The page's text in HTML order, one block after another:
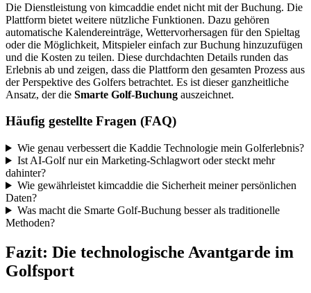
Die Dienstleistung von kimcaddie endet nicht mit der Buchung. Die
Plattform bietet weitere nützliche Funktionen. Dazu gehören
automatische Kalendereinträge, Wettervorhersagen für den Spieltag
oder die Möglichkeit, Mitspieler einfach zur Buchung hinzuzufügen
und die Kosten zu teilen. Diese durchdachten Details runden das
Erlebnis ab und zeigen, dass die Plattform den gesamten Prozess aus
der Perspektive des Golfers betrachtet. Es ist dieser ganzheitliche
Ansatz, der die Smarte Golf-Buchung auszeichnet.
Häufig gestellte Fragen (FAQ)
Wie genau verbessert die Kaddie Technologie mein Golferlebnis?
Ist AI-Golf nur ein Marketing-Schlagwort oder steckt mehr
dahinter?
Wie gewährleistet kimcaddie die Sicherheit meiner persönlichen
Daten?
Was macht die Smarte Golf-Buchung besser als traditionelle
Methoden?
Fazit: Die technologische Avantgarde im
Golfsport